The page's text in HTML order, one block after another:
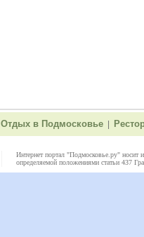
Отдых в Подмосковье
Интернет портал "Подмосковье.ру" носит
определяемой положениями статьи 437